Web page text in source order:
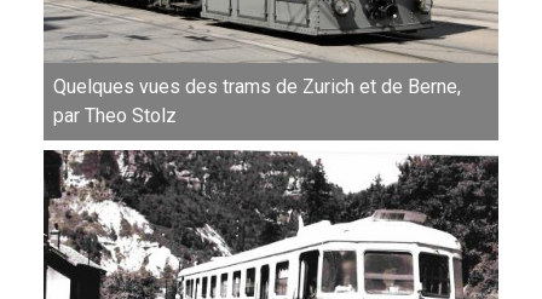
Quelques vues des trams de Zurich et de Berne,
par Theo Stolz